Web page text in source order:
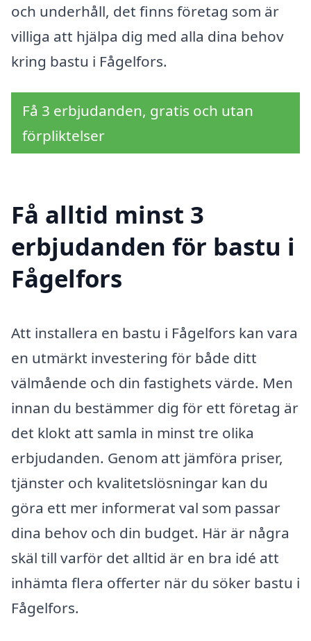
och underhåll, det finns företag som är
villiga att hjälpa dig med alla dina behov
kring bastu i Fågelfors.
Få 3 erbjudanden, gratis och utan
förpliktelser
Få alltid minst 3
erbjudanden för bastu i
Fågelfors
Att installera en bastu i Fågelfors kan vara
en utmärkt investering för både ditt
välmående och din fastighets värde. Men
innan du bestämmer dig för ett företag är
det klokt att samla in minst tre olika
erbjudanden. Genom att jämföra priser,
tjänster och kvalitetslösningar kan du
göra ett mer informerat val som passar
dina behov och din budget. Här är några
skäl till varför det alltid är en bra idé att
inhämta flera offerter när du söker bastu i
Fågelfors.